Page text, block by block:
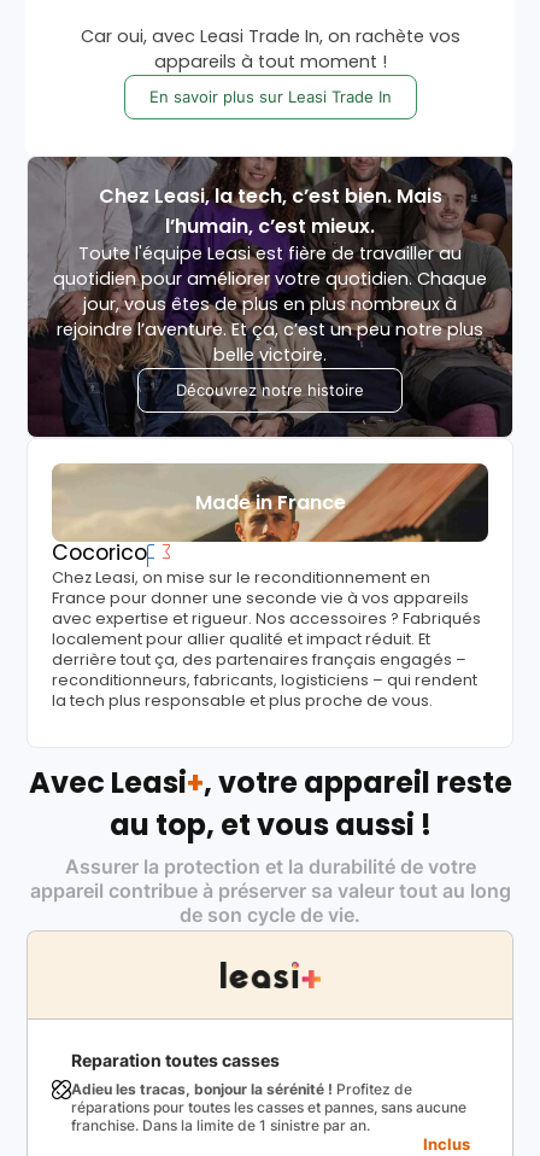
Car oui, avec Leasi Trade In, on rachète vos
appareils à tout moment !
En savoir plus sur Leasi Trade In
Chez Leasi, la tech, c’est bien. Mais
l’humain, c’est mieux.
Toute l'équipe Leasi est fière de travailler au
quotidien pour améliorer votre quotidien. Chaque
jour, vous êtes de plus en plus nombreux à
rejoindre l’aventure. Et ça, c’est un peu notre plus
belle victoire.
Découvrez notre histoire
Made in France
Cocorico
Chez Leasi, on mise sur le reconditionnement en
France pour donner une seconde vie à vos appareils
avec expertise et rigueur. Nos accessoires ? Fabriqués
localement pour allier qualité et impact réduit. Et
derrière tout ça, des partenaires français engagés –
reconditionneurs, fabricants, logisticiens – qui rendent
la tech plus responsable et plus proche de vous.
Avec Leasi+, votre appareil reste
au top, et vous aussi !
Assurer la protection et la durabilité de votre
appareil contribue à préserver sa valeur tout au long
de son cycle de vie.
Reparation toutes casses
Adieu les tracas, bonjour la sérénité ! Profitez de
réparations pour toutes les casses et pannes, sans aucune
franchise. Dans la limite de 1 sinistre par an.
Inclus